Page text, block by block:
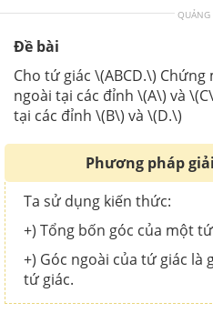
QUẢNG
Đề bài
Cho tứ giác \(ABCD.\)
ngoài tại các đỉnh \(A\) và
tại các đỉnh \(B\) và \(D.\)
Phương pháp
Ta sử dụng kiến thức:
+) Tổng bốn góc của một
+) Góc ngoài của tứ giác là
tứ giác.